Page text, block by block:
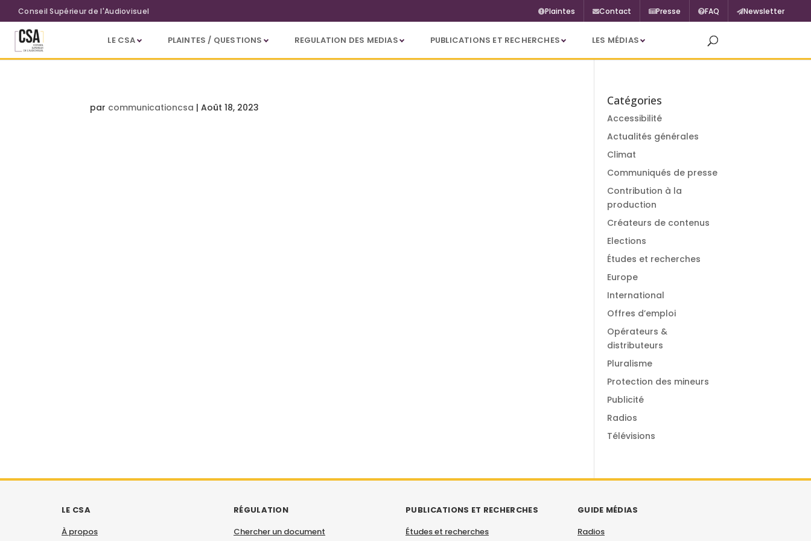
Aller au contenu principal
Conseil Supérieur de l'Audiovisuel Plaintes Contact Presse FAQ Newsletter
LE CSA PLAINTES / QUESTIONS REGULATION DES MEDIAS PUBLICATIONS ET RECHERCHES LES MÉDIAS
par communicationcsa |Août 18, 2023 Catégories
Accessibilité
Actualités générales
Climat
Communiqués de presse
Contribution à la
production
Créateurs de contenus
Elections
Études et recherches
Europe
International
Offres d’emploi
Opérateurs &
distributeurs
Pluralisme
Protection des mineurs
Publicité
Radios
Télévisions
LE CSA
À propos
RÉGULATION
Chercher un document
PUBLICATIONS ET RECHERCHES
Études et recherches
GUIDE MÉDIAS
Radios